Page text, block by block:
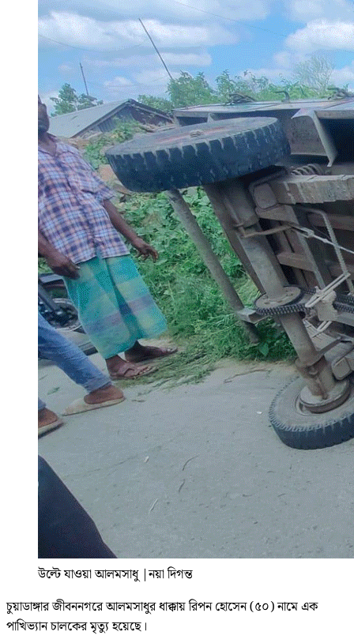
উল্টে যাওয়া আলমসাধু |নয়া দিগন্ত
চুয়াডাঙ্গার জীবননগরে আলমসাধুর ধাক্কায় রিপন হোসেন (৫০) নামে এক
পাখিভ্যান চালকের মৃত্যু হয়েছে।